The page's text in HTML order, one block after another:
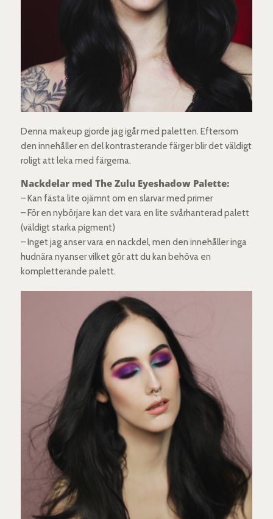
Denna makeup gjorde jag igår med paletten. Eftersom
den innehåller en del kontrasterande färger blir det väldigt
roligt att leka med färgerna.
Nackdelar med The Zulu Eyeshadow Palette:
– Kan fästa lite ojämnt om en slarvar med primer
– För en nybörjare kan det vara en lite svårhanterad palett
(väldigt starka pigment)
– Inget jag anser vara en nackdel, men den innehåller inga
hudnära nyanser vilket gör att du kan behöva en
kompletterande palett.